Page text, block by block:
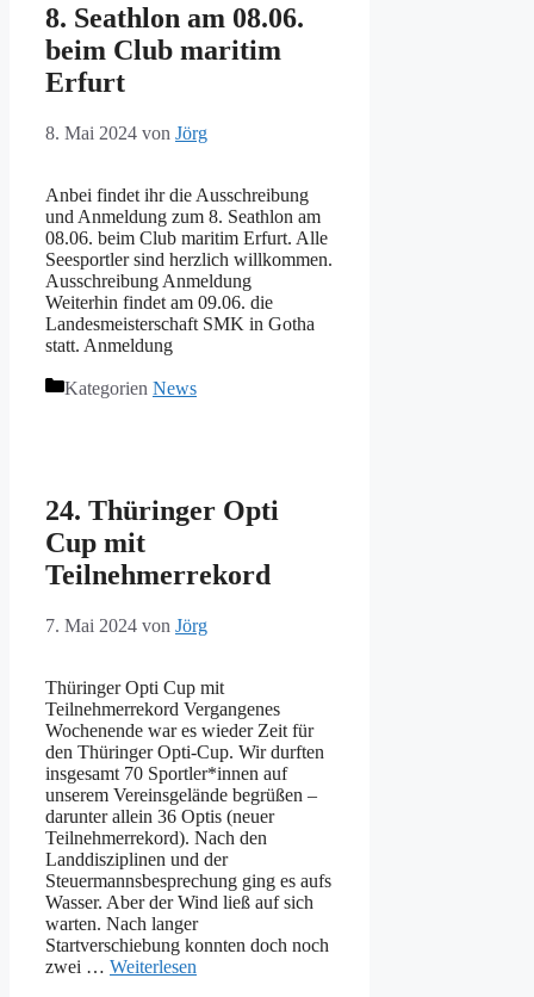
8. Seathlon am 08.06.
beim Club maritim
Erfurt
8. Mai 2024 von Jörg
Anbei findet ihr die Ausschreibung
und Anmeldung zum 8. Seathlon am
08.06. beim Club maritim Erfurt. Alle
Seesportler sind herzlich willkommen.
Ausschreibung Anmeldung
Weiterhin findet am 09.06. die
Landesmeisterschaft SMK in Gotha
statt. Anmeldung
Kategorien News
24. Thüringer Opti
Cup mit
Teilnehmerrekord
7. Mai 2024 von Jörg
Thüringer Opti Cup mit
Teilnehmerrekord Vergangenes
Wochenende war es wieder Zeit für
den Thüringer Opti-Cup. Wir durften
insgesamt 70 Sportler*innen auf
unserem Vereinsgelände begrüßen –
darunter allein 36 Optis (neuer
Teilnehmerrekord). Nach den
Landdisziplinen und der
Steuermannsbesprechung ging es aufs
Wasser. Aber der Wind ließ auf sich
warten. Nach langer
Startverschiebung konnten doch noch
zwei … Weiterlesen